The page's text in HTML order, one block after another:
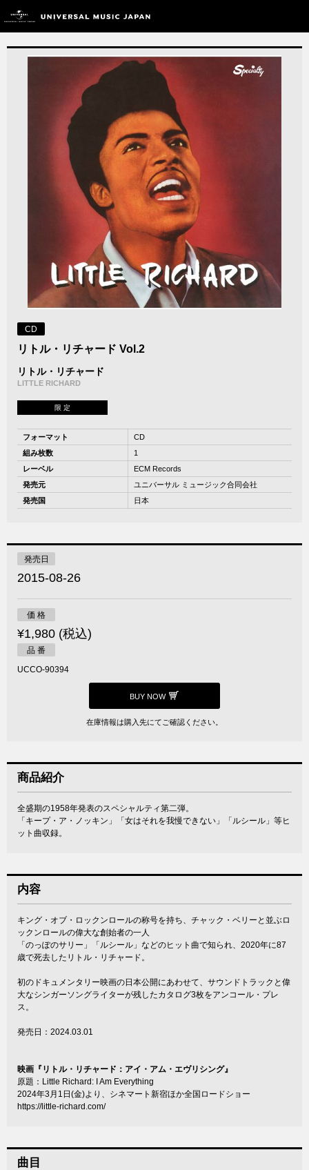
CD
リトル・リチャード Vol.2
リトル・リチャード
LITTLE RICHARD
限 定
フォーマット
CD
組み枚数
1
レーベル
ECM Records
発売元
ユニバーサル ミュージック合同会社
発売国
日本
発売日
2015-08-26
価 格
¥1,980 (税込)
品 番
UCCO-90394
BUY NOW
在庫情報は購入先にてご確認ください。
商品紹介
全盛期の1958年発表のスペシャルティ第二弾。
「キープ・ア・ノッキン」「女はそれを我慢できない」「ルシール」等ヒ
ット曲収録。
内容
キング・オブ・ロックンロールの称号を持ち、チャック・ベリーと並ぶロ
ックンロールの偉大な創始者の一人
「のっぽのサリー」「ルシール」などのヒット曲で知られ、2020年に87
歳で死去したリトル・リチャード。
初のドキュメンタリー映画の日本公開にあわせて、サウンドトラックと偉
大なシンガーソングライターが残したカタログ3枚をアンコール・プレ
ス。
発売日：2024.03.01
映画『リトル・リチャード：アイ・アム・エヴリシング』
原題：Little Richard: I Am Everything
2024年3月1日(金)より、シネマート新宿ほか全国ロードショー
https://little-richard.com/
曲目